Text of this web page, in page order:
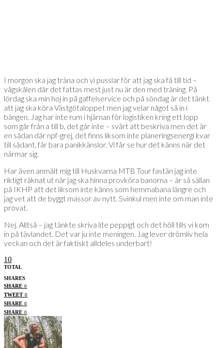
I morgon ska jag träna och vi pusslar för att jag ska få till tid –
vågskålen där det fattas mest just nu är den med träning. På
lördag ska min hoj in på gaffelservice och på söndag är det tänkt
att jag ska köra Västgötaloppet men jag velar något så in i
bängen. Jag har inte rum i hjärnan för logistiken kring ett lopp
som går från a till b, det går inte – svårt att beskriva men det är
en sådan där npf-grej, det finns liksom inte planeringsenergi kvar
till sådant, får bara panikkänslor. Vi får se hur det känns när det
närmar sig.
Har även anmält mig till Huskvarna MTB Tour fastän jag inte
riktigt räknat ut när jag ska hinna provköra banorna – är så sällan
på IKHP att det liksom inte känns som hemmabana längre och
jag vet att de byggt massor av nytt. Svinkul men inte om man inte
provat.
Nej. Alltså – jag tänkte skriva lite peppigt och det höll tills vi kom
in på tävlandet. Det var ju inte meningen. Jag lever drömliv hela
veckan och det är faktiskt alldeles underbart!
10
TOTAL
0
SHARES
SHARE 0
TWEET 0
SHARE 0
SHARE 0